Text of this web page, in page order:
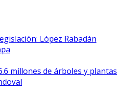
López Rabadán
millones de árboles y plantas